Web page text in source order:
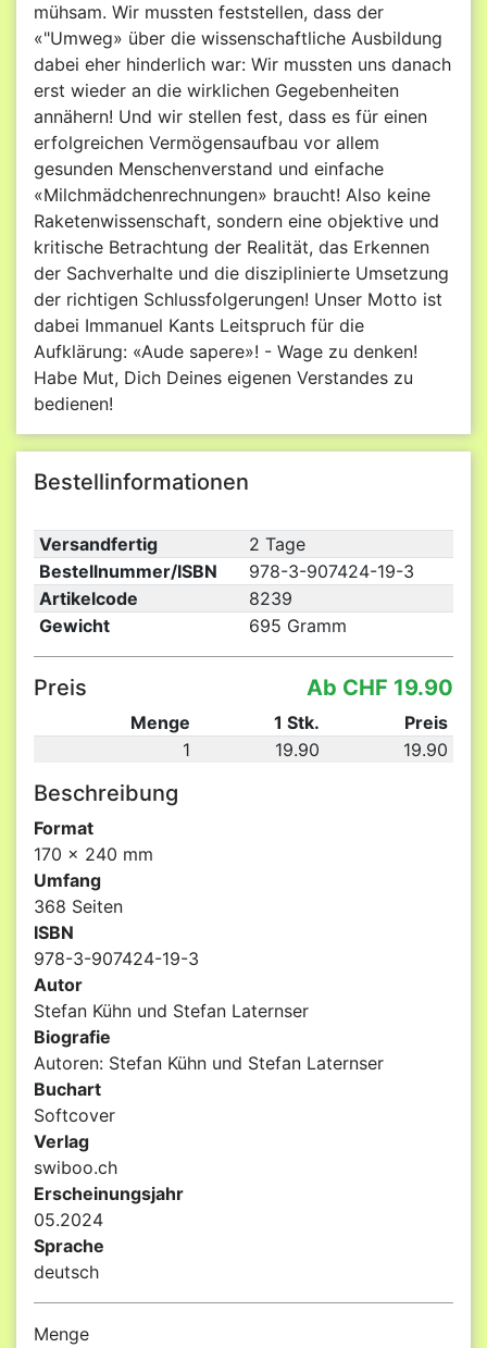
mühsam. Wir mussten feststellen, dass der
«"Umweg» über die wissenschaftliche Ausbildung
dabei eher hinderlich war: Wir mussten uns danach
erst wieder an die wirklichen Gegebenheiten
annähern! Und wir stellen fest, dass es für einen
erfolgreichen Vermögensaufbau vor allem
gesunden Menschenverstand und einfache
«Milchmädchenrechnungen» braucht! Also keine
Raketenwissenschaft, sondern eine objektive und
kritische Betrachtung der Realität, das Erkennen
der Sachverhalte und die disziplinierte Umsetzung
der richtigen Schlussfolgerungen! Unser Motto ist
dabei Immanuel Kants Leitspruch für die
Aufklärung: «Aude sapere»! - Wage zu denken!
Habe Mut, Dich Deines eigenen Verstandes zu
bedienen!
Bestellinformationen
Versandfertig
2 Tage
Bestellnummer/ISBN
978-3-907424-19-3
Artikelcode
8239
Gewicht
695 Gramm
Preis Ab CHF 19.90
Menge 1 Stk.
Preis
1
19.90 19.90
Beschreibung
Format
170 x 240 mm
Umfang
368 Seiten
ISBN
978-3-907424-19-3
Autor
Stefan Kühn und Stefan Laternser
Biografie
Autoren: Stefan Kühn und Stefan Laternser
Buchart
Softcover
Verlag
swiboo.ch
Erscheinungsjahr
05.2024
Sprache
deutsch
Menge